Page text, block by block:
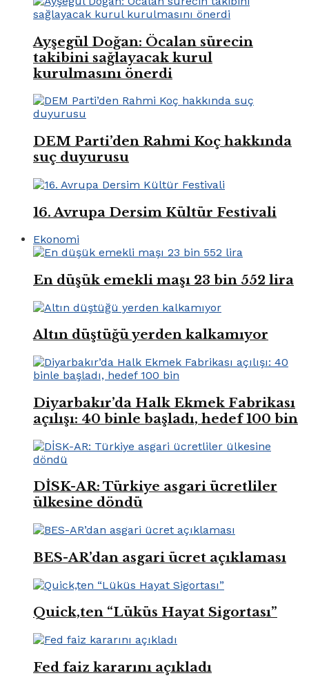
Ayşegül Doğan: Öcalan sürecin
takibini sağlayacak kurul
kurulmasını önerdi
DEM Parti’den Rahmi Koç hakkında
suç duyurusu
16. Avrupa Dersim Kültür Festivali
Ekonomi
En düşük emekli maşı 23 bin 552 lira
Altın düştüğü yerden kalkamıyor
Diyarbakır’da Halk Ekmek Fabrikası
açılışı: 40 binle başladı, hedef 100 bin
DİSK-AR: Türkiye asgari ücretliler
ülkesine döndü
BES-AR’dan asgari ücret açıklaması
Quick,ten “Lüküs Hayat Sigortası”
Fed faiz kararını açıkladı